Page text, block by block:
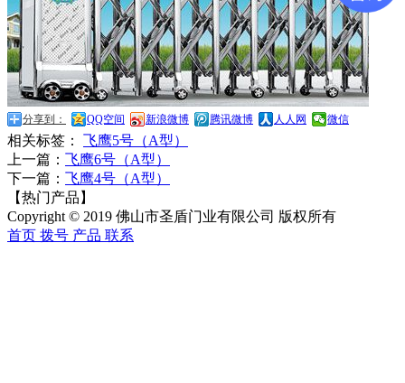
分享到： QQ空间 新浪微博 腾讯微博 人人网 微信
相关标签：
飞鹰5号（A型）
上一篇： 飞鹰6号（A型）
下一篇： 飞鹰4号（A型）
【热门产品】
Copyright © 2019 佛山市圣盾门业有限公司 版权所有
首页 拨号 产品 联系